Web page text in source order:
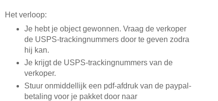
Het verloop:
Je hebt je object gewonnen. Vraag de verkoper
de USPS-trackingnummers door te geven zodra
hij kan.
Je krijgt de USPS-trackingnummers van de
verkoper.
Stuur onmiddellijk een pdf-afdruk van de paypal-
betaling voor je pakket door naar